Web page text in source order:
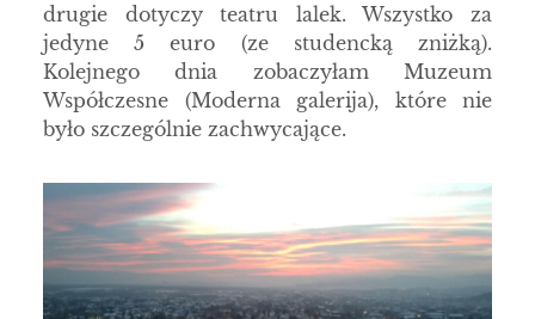
drugie dotyczy teatru lalek. Wszystko za
jedyne 5 euro (ze studencką zniżką).
Kolejnego dnia zobaczyłam Muzeum
Współczesne (Moderna galerija), które nie
było szczególnie zachwycające.